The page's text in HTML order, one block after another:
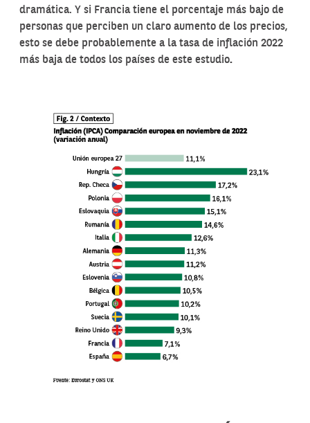
dramática. Y si Francia tiene el porcentaje más bajo de
personas que perciben un claro aumento de los precios,
esto se debe probablemente a la tasa de inflación 2022
más baja de todos los países de este estudio.